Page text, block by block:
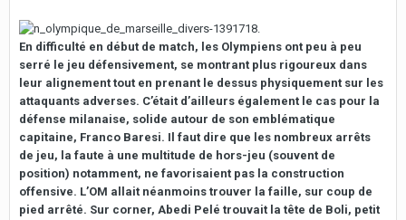
En difficulté en début de match, les Olympiens ont peu à peu
serré le jeu défensivement, se montrant plus rigoureux dans
leur alignement tout en prenant le dessus physiquement sur les
attaquants adverses. C’était d’ailleurs également le cas pour la
défense milanaise, solide autour de son emblématique
capitaine, Franco Baresi. Il faut dire que les nombreux arrêts
de jeu, la faute à une multitude de hors-jeu (souvent de
position) notamment, ne favorisaient pas la construction
offensive. L’OM allait néanmoins trouver la faille, sur coup de
pied arrêté. Sur corner, Abedi Pelé trouvait la tête de Boli, petit